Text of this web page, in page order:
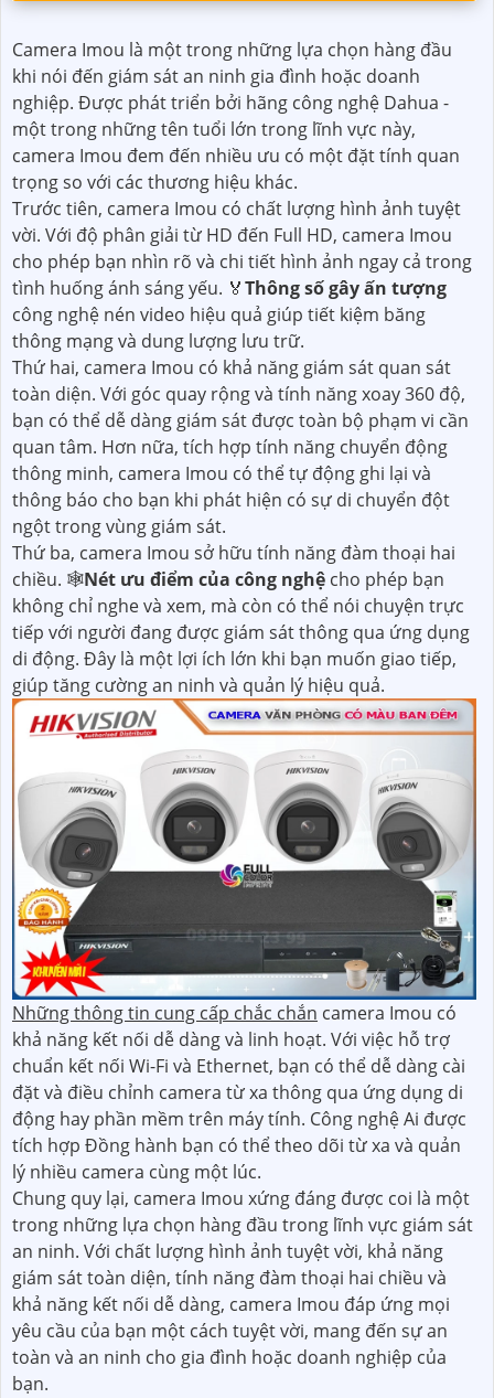
Camera Imou là một trong những lựa chọn hàng đầu
khi nói đến giám sát an ninh gia đình hoặc doanh
nghiệp. Được phát triển bởi hãng công nghệ Dahua -
một trong những tên tuổi lớn trong lĩnh vực này,
camera Imou đem đến nhiều ưu có một đặt tính quan
trọng so với các thương hiệu khác.
Trước tiên, camera Imou có chất lượng hình ảnh tuyệt
vời. Với độ phân giải từ HD đến Full HD, camera Imou
cho phép bạn nhìn rõ và chi tiết hình ảnh ngay cả trong
tình huống ánh sáng yếu. ️🏅Thông số gây ấn tượng
công nghệ nén video hiệu quả giúp tiết kiệm băng
thông mạng và dung lượng lưu trữ.
Thứ hai, camera Imou có khả năng giám sát quan sát
toàn diện. Với góc quay rộng và tính năng xoay 360 độ,
bạn có thể dễ dàng giám sát được toàn bộ phạm vi cần
quan tâm. Hơn nữa, tích hợp tính năng chuyển động
thông minh, camera Imou có thể tự động ghi lại và
thông báo cho bạn khi phát hiện có sự di chuyển đột
ngột trong vùng giám sát.
Thứ ba, camera Imou sở hữu tính năng đàm thoại hai
chiều. 🕸Nét ưu điểm của công nghệ cho phép bạn
không chỉ nghe và xem, mà còn có thể nói chuyện trực
tiếp với người đang được giám sát thông qua ứng dụng
di động. Đây là một lợi ích lớn khi bạn muốn giao tiếp,
giúp tăng cường an ninh và quản lý hiệu quả.
Những thông tin cung cấp chắc chắn camera Imou có
khả năng kết nối dễ dàng và linh hoạt. Với việc hỗ trợ
chuẩn kết nối Wi-Fi và Ethernet, bạn có thể dễ dàng cài
đặt và điều chỉnh camera từ xa thông qua ứng dụng di
động hay phần mềm trên máy tính. Công nghệ Ai được
tích hợp Đồng hành bạn có thể theo dõi từ xa và quản
lý nhiều camera cùng một lúc.
Chung quy lại, camera Imou xứng đáng được coi là một
trong những lựa chọn hàng đầu trong lĩnh vực giám sát
an ninh. Với chất lượng hình ảnh tuyệt vời, khả năng
giám sát toàn diện, tính năng đàm thoại hai chiều và
khả năng kết nối dễ dàng, camera Imou đáp ứng mọi
yêu cầu của bạn một cách tuyệt vời, mang đến sự an
toàn và an ninh cho gia đình hoặc doanh nghiệp của
bạn.